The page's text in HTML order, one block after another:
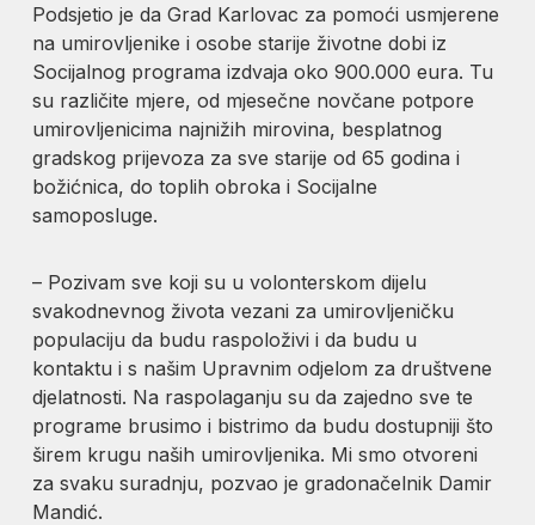
Podsjetio je da Grad Karlovac za pomoći usmjerene
na umirovljenike i osobe starije životne dobi iz
Socijalnog programa izdvaja oko 900.000 eura. Tu
su različite mjere, od mjesečne novčane potpore
umirovljenicima najnižih mirovina, besplatnog
gradskog prijevoza za sve starije od 65 godina i
božićnica, do toplih obroka i Socijalne
samoposluge.
– Pozivam sve koji su u volonterskom dijelu
svakodnevnog života vezani za umirovljeničku
populaciju da budu raspoloživi i da budu u
kontaktu i s našim Upravnim odjelom za društvene
djelatnosti. Na raspolaganju su da zajedno sve te
programe brusimo i bistrimo da budu dostupniji što
širem krugu naših umirovljenika. Mi smo otvoreni
za svaku suradnju, pozvao je gradonačelnik Damir
Mandić.